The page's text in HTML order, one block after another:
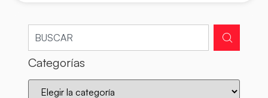
Categorías